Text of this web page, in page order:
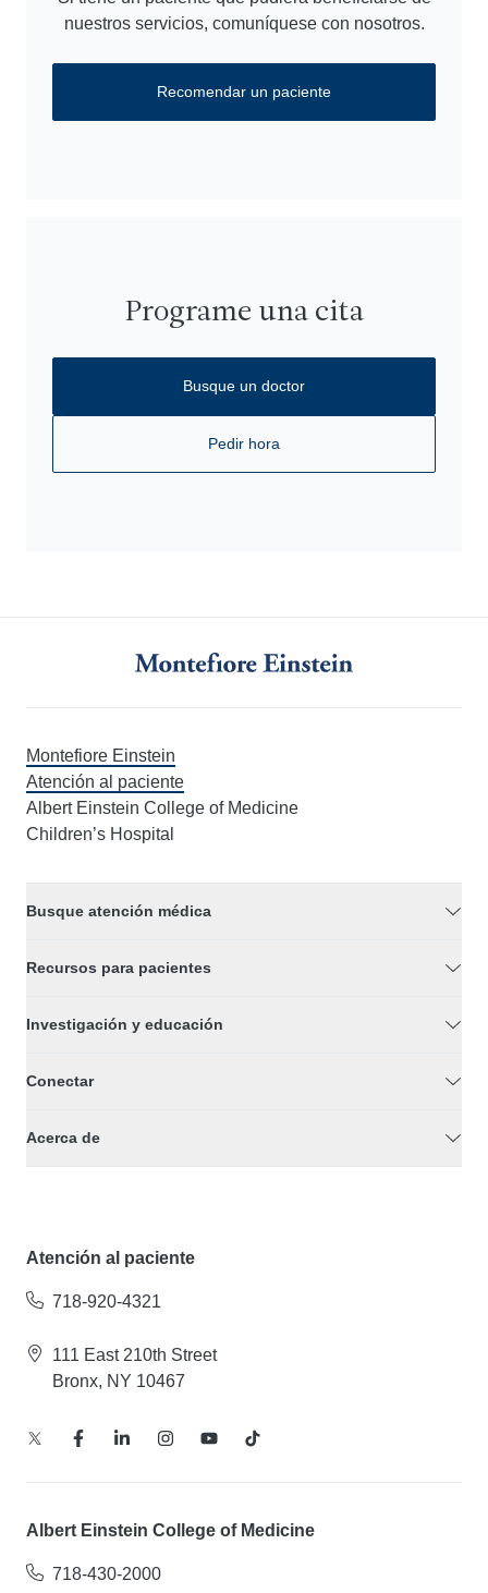
nuestros servicios, comuníquese con nosotros.
Recomendar un paciente
Programe una cita
Busque un doctor
Pedir hora
Montefiore Einstein
Atención al paciente
Albert Einstein College of Medicine
Children’s Hospital
Busque atención médica
Recursos para pacientes
Investigación y educación
Conectar
Acerca de
Atención al paciente
718-920-4321
111 East 210th Street
Bronx, NY 10467
Albert Einstein College of Medicine
718-430-2000